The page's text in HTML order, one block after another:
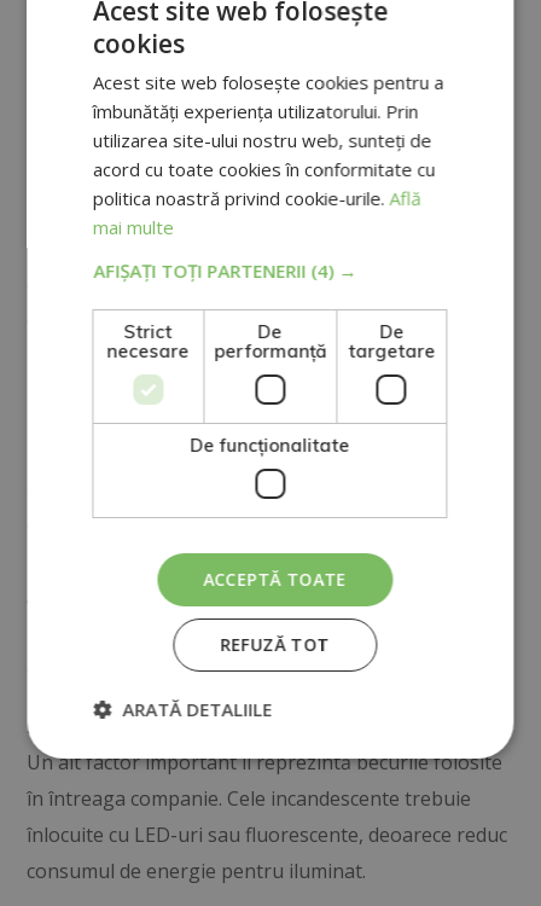
eficientă?
Izolație
Cu o izolație bună, economisim iarna, evitând
folosirea excesivă a încălzirii, și vara, evitând folosirea
excesivă a aerului condiționat.
Dacă compania este foarte mare și bugetul permite,
o altă opțiune este să schimbăm ferestrele cu geam
dublu cu cameră intermediară și să verificăm sau să
localizăm eventualele scurgeri de aer.
La alegerea sistemului energetic pentru încălzire sau
aer condiționat, trebuie să optăm, așa cum am văzut
anterior, pentru energiile regenerabile.
Investiția este mare, dar se recuperează rapid.
Alegerea unor echipamente cu eficiență energetică
ridicată (A++) ne va ajuta să economisim și să
consumăm doar ceea ce avem nevoie.
Iluminatul
Un alt factor important îl reprezintă becurile folosite
în întreaga companie. Cele incandescente trebuie
înlocuite cu LED-uri sau fluorescente, deoarece reduc
consumul de energie pentru iluminat.
Acest site web folosește
cookies
Acest site web folosește cookies pentru a
îmbunătăți experiența utilizatorului. Prin
utilizarea site-ului nostru web, sunteți de
acord cu toate cookies în conformitate cu
politica noastră privind cookie-urile.Află
mai multe
AFIȘAȚI TOȚI PARTENERII (4) →
Strict
necesare
De
performanță
De
targetare
De funcţionalitate
ACCEPTĂ TOATE
REFUZĂ TOT
ARATĂ DETALIILE